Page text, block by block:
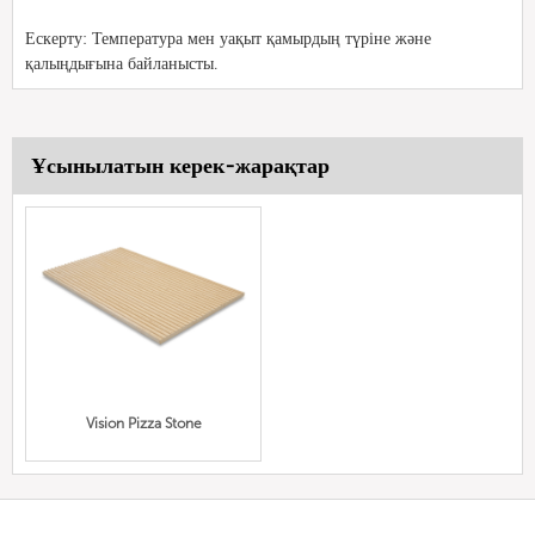
Ескерту: Температура мен уақыт қамырдың түріне және
қалыңдығына байланысты.
Ұсынылатын керек-жарақтар
Vision Pizza Stone